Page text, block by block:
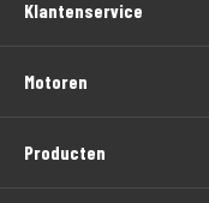
Klantenservice
Motoren
Producten